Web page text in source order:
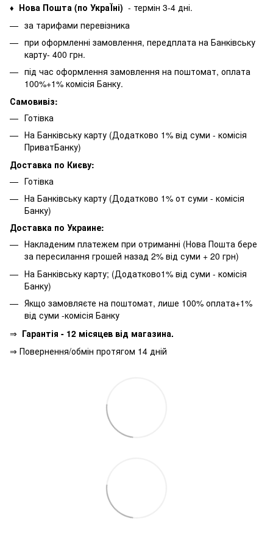
♦ Нова Пошта (по УкраЇні) - термін 3-4 дні.
за тарифами перевізника
при оформленні замовлення, передплата на Банківську
карту- 400 грн.
під час оформлення замовлення на поштомат, оплата
100%+1% комісія Банку.
Самовивіз:
Готівка
На Банківську карту (Додатково 1% від суми - комісія
ПриватБанку)
Доставка по Києву:
Готівка
На Банківську карту (Додатково 1% от суми - комісія
Банку)
Доставка по Украине:
Накладеним платежем при отриманні (Нова Пошта бере
за пересилання грошей назад 2% від суми + 20 грн)
На Банківську карту; (Додатково1% від суми - комісія
Банку)
Якщо замовляєте на поштомат, лише 100% оплата+1%
від суми -комісія Банку
⇒ Гарантія - 12 місяцев від магазина.
⇒ Повернення/обмін протягом 14 дній